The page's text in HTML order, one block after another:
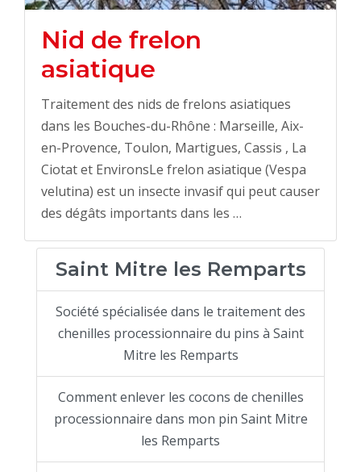
Nid de frelon
asiatique
Traitement des nids de frelons asiatiques
dans les Bouches-du-Rhône : Marseille, Aix-
en-Provence, Toulon, Martigues, Cassis , La
Ciotat et EnvironsLe frelon asiatique (Vespa
velutina) est un insecte invasif qui peut causer
des dégâts importants dans les …
Saint Mitre les Remparts
Société spécialisée dans le traitement des
chenilles processionnaire du pins à Saint
Mitre les Remparts
Comment enlever les cocons de chenilles
processionnaire dans mon pin Saint Mitre
les Remparts